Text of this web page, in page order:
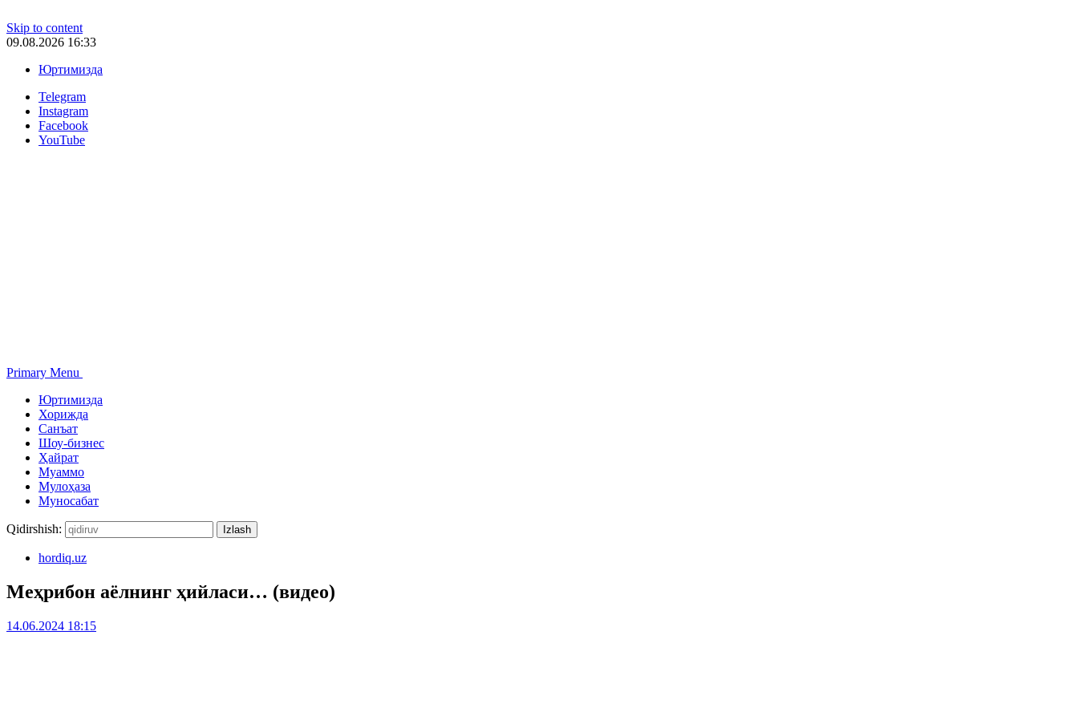
Skip to content
09.08.2026 16:33
Юртимизда
Telegram
Instagram
Facebook
YouTube
Primary Menu
Юртимизда
Хорижда
Санъат
Шоу-бизнес
Ҳайрат
Муаммо
Мулоҳаза
Муносабат
Qidirshish:
hordiq.uz
Меҳрибон аёлнинг ҳийласи… (видео)
14.06.2024 18:15